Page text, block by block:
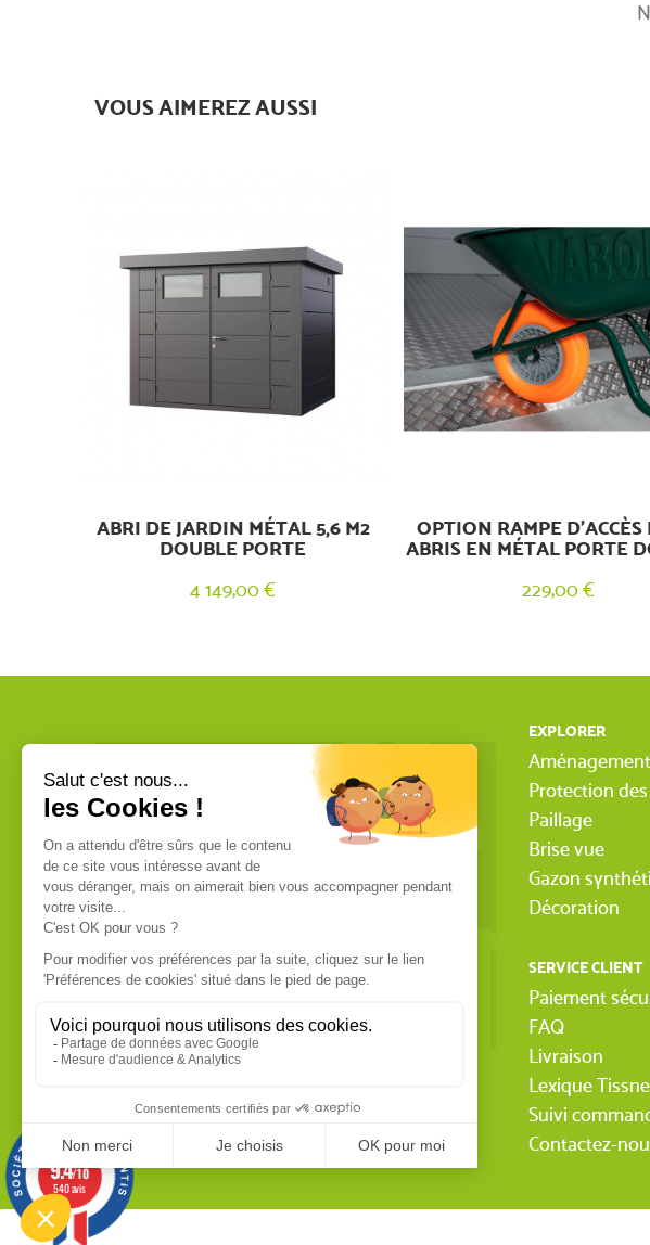
VOUS AIMEREZ AUSSI
ABRI DE JARDIN MÉTAL 5,6 M2
DOUBLE PORTE
4 149,00 €
OPTION RAMPE D’ACCÈS
ABRIS EN MÉTAL PORTE
229,00 €
VOUS ÊTES UN PROFESSIONNEL ?
Nous commercialisons uniquement
des produits de qualité professionnelle.
Ces produits sont fabriqués dans les
usines les plus modernes. Chaque
produit dispose de sa fiche technique
demande.
EXPLORER
Protection
Paillage
Brise vue
Gazon
Décoration
SERVICE CLIENT
Paiement
FAQ
Livraison
Lexique
Suivi
Contactez-
9.4/10
540 avis